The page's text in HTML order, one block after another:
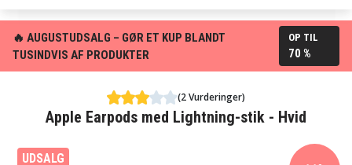
🔥 AUGUSTUDSALG – GØR ET KUP BLANDT
TUSINDVIS AF PRODUKTER
OP TIL
70 %
(2 Vurderinger)
Apple Earpods med Lightning-stik - Hvid
UDSALG